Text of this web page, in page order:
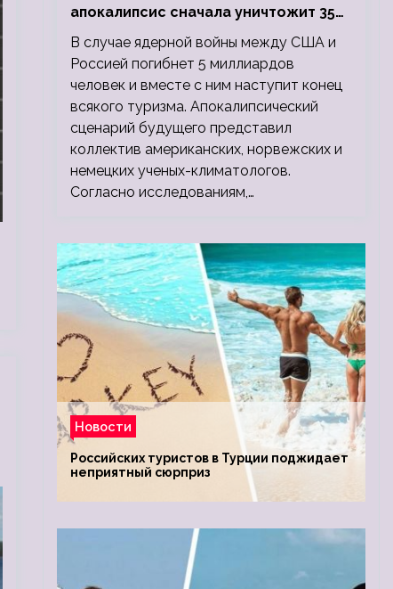
апокалипсис сначала уничтожит 350
миллионов, а потом 5 миллиардов
людей
В случае ядерной войны между США и
Россией погибнет 5 миллиардов
человек и вместе с ним наступит конец
всякого туризма. Апокалипсический
сценарий будущего представил
коллектив американских, норвежских и
немецких ученых-климатологов.
Согласно исследованиям,…
Новости
Российских туристов в Турции поджидает
неприятный сюрприз